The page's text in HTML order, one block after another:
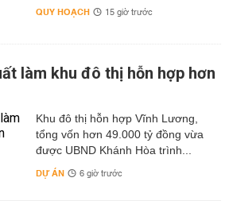
QUY HOẠCH 15 giờ trước
làm khu đô thị hỗn hợp hơn
Khu đô thị hỗn hợp Vĩnh Lương,
tổng vốn hơn 49.000 tỷ đồng vừa
được UBND Khánh Hòa trình...
DỰ ÁN 6 giờ trước